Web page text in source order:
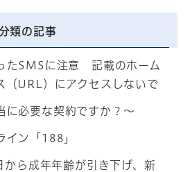
類の記事
たSMSに注意 記載のホーム
（URL）にアクセスしないで
に必要な契約ですか？～
イン「188」
ら成年年齢が引き下げ、新